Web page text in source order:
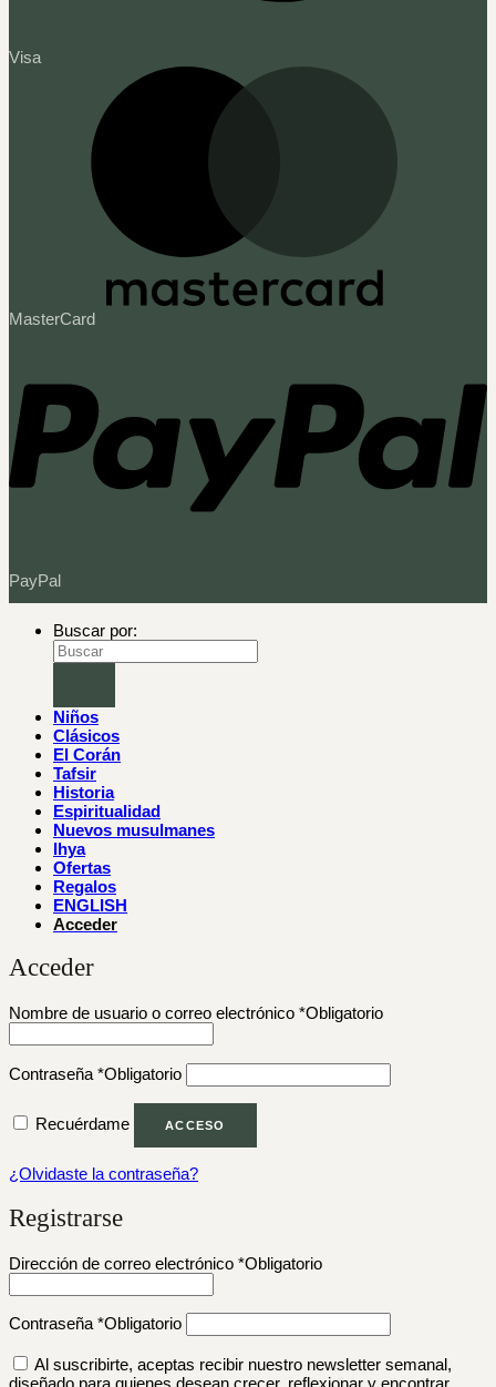
Visa
MasterCard
PayPal
Buscar por:
Niños
Clásicos
El Corán
Tafsir
Historia
Espiritualidad
Nuevos musulmanes
Ihya
Ofertas
Regalos
ENGLISH
Acceder
Acceder
Nombre de usuario o correo electrónico *Obligatorio
Contraseña *Obligatorio
Recuérdame ACCESO
¿Olvidaste la contraseña?
Registrarse
Dirección de correo electrónico *Obligatorio
Contraseña *Obligatorio
Al suscribirte, aceptas recibir nuestro newsletter semanal,